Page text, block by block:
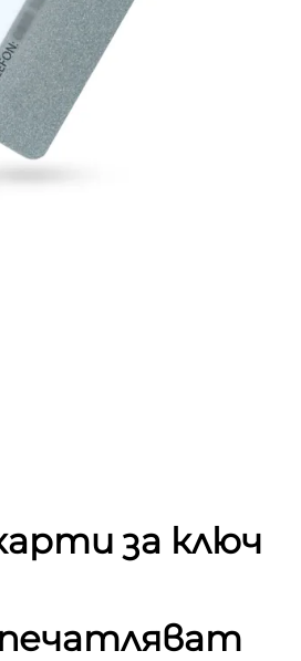
за ключ